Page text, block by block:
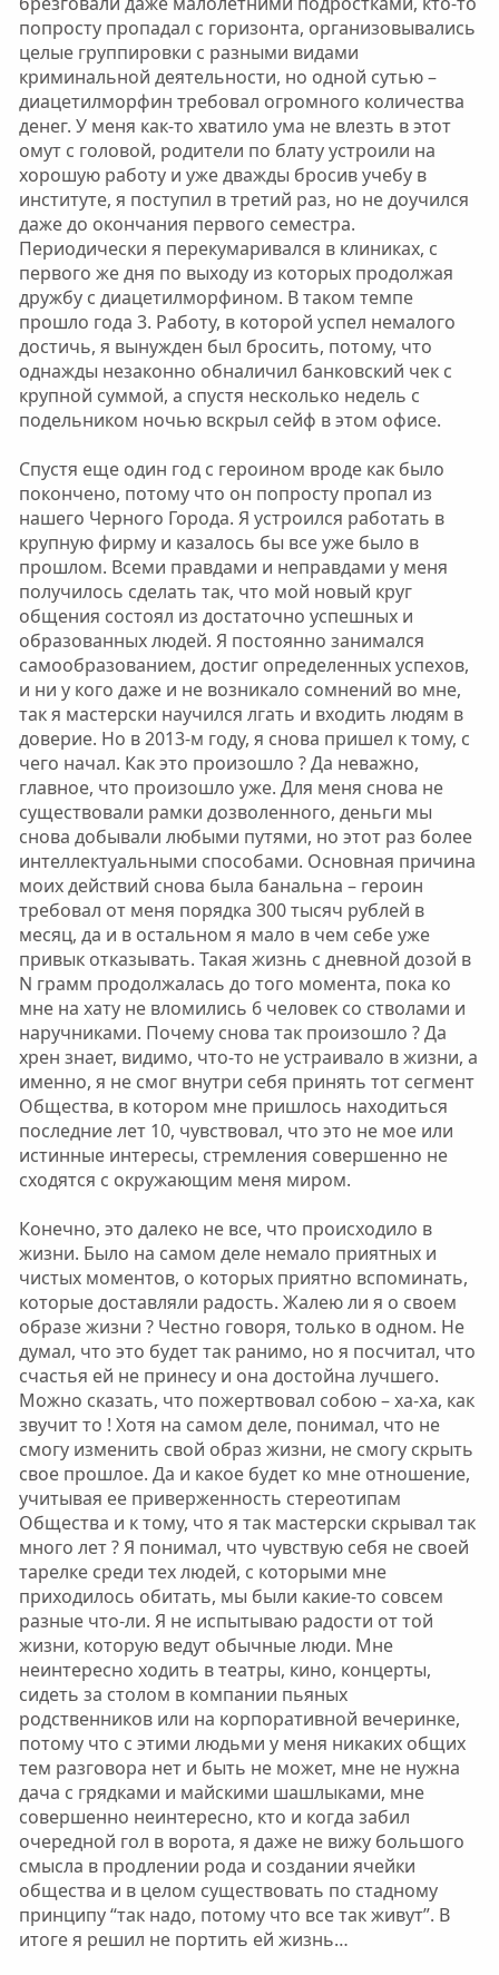
попросту пропадал с горизонта, организовывались
целые группировки с разными видами
криминальной деятельности, но одной сутью –
диацетилморфин требовал огромного количества
денег. У меня как-то хватило ума не влезть в этот
омут с головой, родители по блату устроили на
хорошую работу и уже дважды бросив учебу в
институте, я поступил в третий раз, но не доучился
даже до окончания первого семестра.
Периодически я перекумаривался в клиниках, с
первого же дня по выходу из которых продолжая
дружбу с диацетилморфином. В таком темпе
прошло года 3. Работу, в которой успел немалого
достичь, я вынужден был бросить, потому, что
однажды незаконно обналичил банковский чек с
крупной суммой, а спустя несколько недель с
подельником ночью вскрыл сейф в этом офисе.
Спустя еще один год с героином вроде как было
покончено, потому что он попросту пропал из
нашего Черного Города. Я устроился работать в
крупную фирму и казалось бы все уже было в
прошлом. Всеми правдами и неправдами у меня
получилось сделать так, что мой новый круг
общения состоял из достаточно успешных и
образованных людей. Я постоянно занимался
самообразованием, достиг определенных успехов,
и ни у кого даже и не возникало сомнений во мне,
так я мастерски научился лгать и входить людям в
доверие. Но в 2013-м году, я снова пришел к тому, с
чего начал. Как это произошло ? Да неважно,
главное, что произошло уже. Для меня снова не
существовали рамки дозволенного, деньги мы
снова добывали любыми путями, но этот раз более
интеллектуальными способами. Основная причина
моих действий снова была банальна – героин
требовал от меня порядка 300 тысяч рублей в
месяц, да и в остальном я мало в чем себе уже
привык отказывать. Такая жизнь с дневной дозой в
N грамм продолжалась до того момента, пока ко
мне на хату не вломились 6 человек со стволами и
наручниками. Почему снова так произошло ? Да
хрен знает, видимо, что-то не устраивало в жизни, а
именно, я не смог внутри себя принять тот сегмент
Общества, в котором мне пришлось находиться
последние лет 10, чувствовал, что это не мое или
истинные интересы, стремления совершенно не
сходятся с окружающим меня миром.
Конечно, это далеко не все, что происходило в
жизни. Было на самом деле немало приятных и
чистых моментов, о которых приятно вспоминать,
которые доставляли радость. Жалею ли я о своем
образе жизни ? Честно говоря, только в одном. Не
думал, что это будет так ранимо, но я посчитал, что
счастья ей не принесу и она достойна лучшего.
Можно сказать, что пожертвовал собою – ха-ха, как
звучит то ! Хотя на самом деле, понимал, что не
смогу изменить свой образ жизни, не смогу скрыть
свое прошлое. Да и какое будет ко мне отношение,
учитывая ее приверженность стереотипам
Общества и к тому, что я так мастерски скрывал так
много лет ? Я понимал, что чувствую себя не своей
тарелке среди тех людей, с которыми мне
приходилось обитать, мы были какие-то совсем
разные что-ли. Я не испытываю радости от той
жизни, которую ведут обычные люди. Мне
неинтересно ходить в театры, кино, концерты,
сидеть за столом в компании пьяных
родственников или на корпоративной вечеринке,
потому что с этими людьми у меня никаких общих
тем разговора нет и быть не может, мне не нужна
дача с грядками и майскими шашлыками, мне
совершенно неинтересно, кто и когда забил
очередной гол в ворота, я даже не вижу большого
смысла в продлении рода и создании ячейки
общества и в целом существовать по стадному
принципу “так надо, потому что все так живут”. В
итоге я решил не портить ей жизнь…